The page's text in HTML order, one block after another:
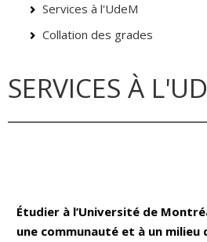
Services à l'UdeM
Collation des grades
SERVICES À
Étudier à l’Université de
une communauté et à un milieu